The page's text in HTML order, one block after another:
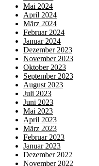
Mai 2024
April 2024
März 2024
Februar 2024
Januar 2024
Dezember 2023
November 2023
Oktober 2023
September 2023
August 2023
Juli 2023
Juni 2023
Mai 2023
April 2023
März 2023
Februar 2023
Januar 2023
Dezember 2022
November 2022